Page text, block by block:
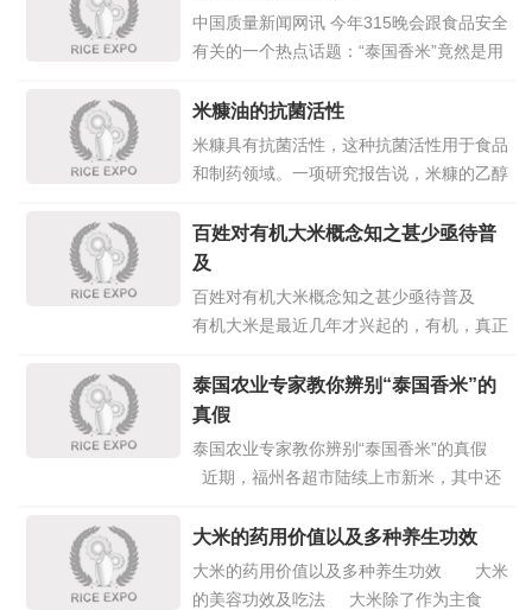
张玉军 摄资料图大米：暴晒防虫不可取 专
家介绍，失去稻壳与皮层保护的大米，容易
中国质量新闻网讯 今年315晚会跟食品安全
有关的一个热点话题：“泰国香米”竟然是用
省市场监管局就和大家一起浅谈一下：真正
的香米的香味来源，以及如何选购好品质的
香米、营养健康地摄入香米。 香米的香味
米糠油的抗菌活性
米糠具有抗菌活性，这种抗菌活性用于食品
和制药领域。一项研究报告说，米糠的乙醇
项研究中，使用无害李斯特菌和大肠杆菌细
菌作为测试菌株，使用肉汤微量稀释法进行
了抗菌分析，进行了在米糠中鉴定的多功能
阳离子肽的合成，这些肽是 L
点击详情>>
百姓对有机大米概念知之甚少亟待普
及
百姓对有机大米概念知之甚少亟待普及
有机大米是最近几年才兴起的，有机，真正
益恶化的今天，有机的概念更显重要。近
日，518大米网（www.dami518.com）针
对“有机大米品牌大众认知度情况”做了一次
调查点击详情>>
泰国农业专家教你辨别“泰国香米”的
真假
泰国农业专家教你辨别“泰国香米”的真假
近期，福州各超市陆续上市新米，其中还
米。东南快报记者走访福州市场发现，不少
市民都有购买泰国大米的想法，但又怕买到
假米。对此，昨日，来自泰国农业研究所所
大米的药用价值以及多种养生功效
大米的药用价值以及多种养生功效 大米
的美容功效及吃法 大米除了作为主食